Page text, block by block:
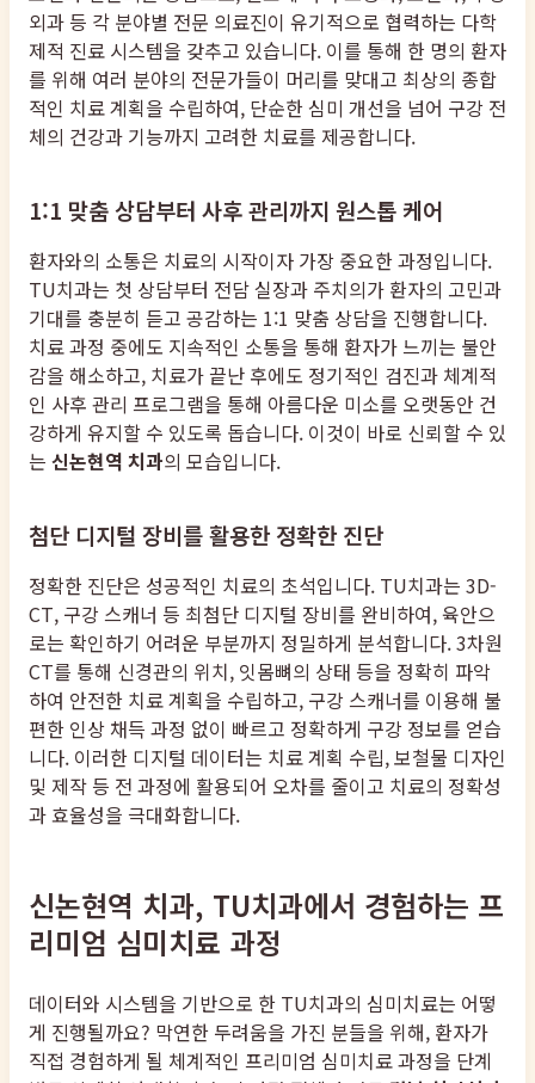
외과 등 각 분야별 전문 의료진이 유기적으로 협력하는 다학
제적 진료 시스템을 갖추고 있습니다. 이를 통해 한 명의 환자
를 위해 여러 분야의 전문가들이 머리를 맞대고 최상의 종합
적인 치료 계획을 수립하여, 단순한 심미 개선을 넘어 구강 전
체의 건강과 기능까지 고려한 치료를 제공합니다.
1:1 맞춤 상담부터 사후 관리까지 원스톱 케어
환자와의 소통은 치료의 시작이자 가장 중요한 과정입니다.
TU치과는 첫 상담부터 전담 실장과 주치의가 환자의 고민과
기대를 충분히 듣고 공감하는 1:1 맞춤 상담을 진행합니다.
치료 과정 중에도 지속적인 소통을 통해 환자가 느끼는 불안
감을 해소하고, 치료가 끝난 후에도 정기적인 검진과 체계적
인 사후 관리 프로그램을 통해 아름다운 미소를 오랫동안 건
강하게 유지할 수 있도록 돕습니다. 이것이 바로 신뢰할 수 있
는 신논현역 치과의 모습입니다.
첨단 디지털 장비를 활용한 정확한 진단
정확한 진단은 성공적인 치료의 초석입니다. TU치과는 3D-
CT, 구강 스캐너 등 최첨단 디지털 장비를 완비하여, 육안으
로는 확인하기 어려운 부분까지 정밀하게 분석합니다. 3차원
CT를 통해 신경관의 위치, 잇몸뼈의 상태 등을 정확히 파악
하여 안전한 치료 계획을 수립하고, 구강 스캐너를 이용해 불
편한 인상 채득 과정 없이 빠르고 정확하게 구강 정보를 얻습
니다. 이러한 디지털 데이터는 치료 계획 수립, 보철물 디자인
및 제작 등 전 과정에 활용되어 오차를 줄이고 치료의 정확성
과 효율성을 극대화합니다.
신논현역 치과, TU치과에서 경험하는 프
리미엄 심미치료 과정
데이터와 시스템을 기반으로 한 TU치과의 심미치료는 어떻
게 진행될까요? 막연한 두려움을 가진 분들을 위해, 환자가
직접 경험하게 될 체계적인 프리미엄 심미치료 과정을 단계